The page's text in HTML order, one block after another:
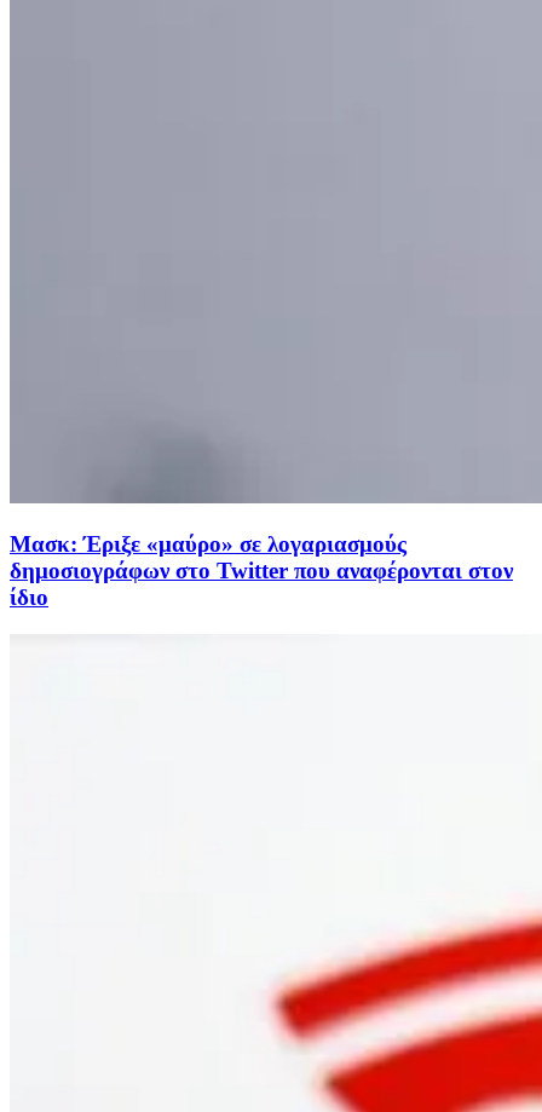
Μασκ: Έριξε «μαύρο» σε λογαριασμούς
δημοσιογράφων στο Twitter που αναφέρονται στον
ίδιο